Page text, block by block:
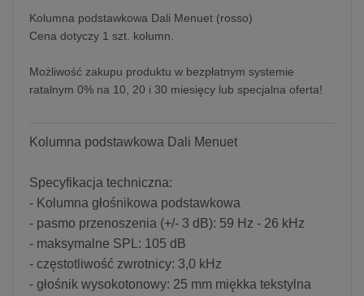
Kolumna podstawkowa Dali Menuet (rosso)
Cena dotyczy 1 szt. kolumn.
Możliwość zakupu produktu w bezpłatnym systemie
ratalnym 0% na 10, 20 i 30 miesięcy lub specjalna oferta!
Kolumna podstawkowa Dali Menuet
Specyfikacja techniczna:
- Kolumna głośnikowa podstawkowa
- pasmo przenoszenia (+/- 3 dB): 59 Hz - 26 kHz
- maksymalne SPL: 105 dB
- częstotliwość zwrotnicy: 3,0 kHz
- głośnik wysokotonowy: 25 mm miękka tekstylna